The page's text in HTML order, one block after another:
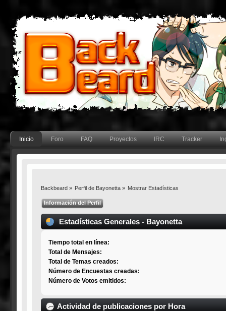
Inicio Foro FAQ Proyectos IRC Tracker
Backbeard» Perfil de Bayonetta» Mostrar Estadísticas
Información del Perfil
Estadísticas Generales - Bayonetta
Tiempo total en línea:
Total de Mensajes:
Total de Temas creados:
Número de Encuestas creadas:
Número de Votos emitidos:
Actividad de publicaciones por Hora